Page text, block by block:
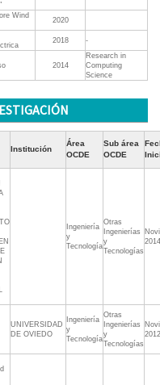
Wind
2020
2018 -
2014
Research in
Computing
Science
Institución
Área
OCDE
Sub área
OCDE
Ingeniería
y
Tecnología
Otras
Ingenierías
y
Tecnologías
2014
UNIVERSIDAD
DE OVIEDO
Ingeniería
y
Tecnología
Otras
Ingenierías
y
Tecnologías
2012